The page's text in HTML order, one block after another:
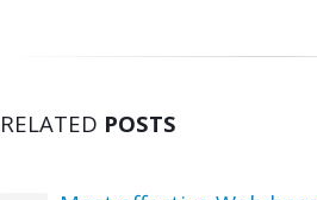
RELATED POSTS